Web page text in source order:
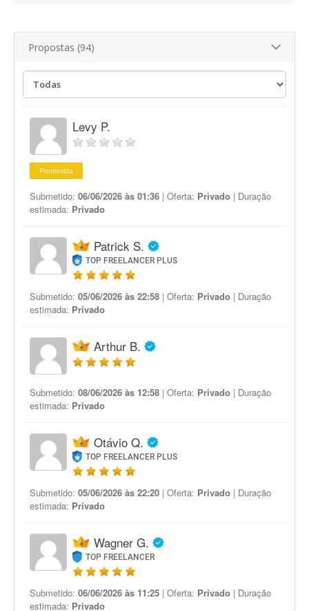
Propostas (94)
Levy P.
Promovida
Submetido: 06/06/2026 às 01:36 | Oferta: Privado | Duração
estimada: Privado
Patrick S.
TOP FREELANCER PLUS
Submetido: 05/06/2026 às 22:58 | Oferta: Privado | Duração
estimada: Privado
Arthur B.
Submetido: 08/06/2026 às 12:58 | Oferta: Privado | Duração
estimada: Privado
Otávio Q.
TOP FREELANCER PLUS
Submetido: 05/06/2026 às 22:20 | Oferta: Privado | Duração
estimada: Privado
Wagner G.
TOP FREELANCER
Submetido: 06/06/2026 às 11:25 | Oferta: Privado | Duração
estimada: Privado